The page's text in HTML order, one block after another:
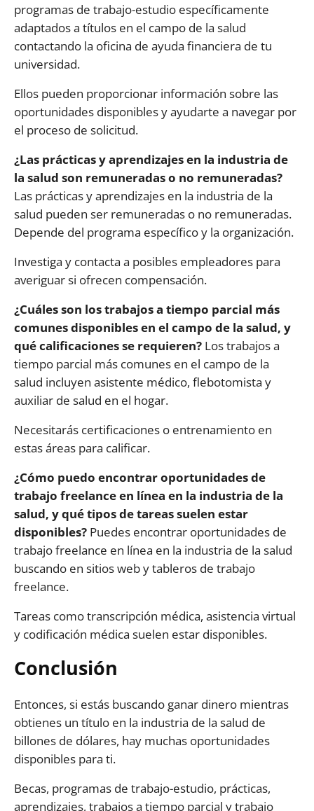
programas de trabajo-estudio específicamente
adaptados a títulos en el campo de la salud
contactando la oficina de ayuda financiera de tu
universidad.
Ellos pueden proporcionar información sobre las
oportunidades disponibles y ayudarte a navegar por
el proceso de solicitud.
¿Las prácticas y aprendizajes en la industria de
la salud son remuneradas o no remuneradas?
Las prácticas y aprendizajes en la industria de la
salud pueden ser remuneradas o no remuneradas.
Depende del programa específico y la organización.
Investiga y contacta a posibles empleadores para
averiguar si ofrecen compensación.
¿Cuáles son los trabajos a tiempo parcial más
comunes disponibles en el campo de la salud, y
qué calificaciones se requieren? Los trabajos a
tiempo parcial más comunes en el campo de la
salud incluyen asistente médico, flebotomista y
auxiliar de salud en el hogar.
Necesitarás certificaciones o entrenamiento en
estas áreas para calificar.
¿Cómo puedo encontrar oportunidades de
trabajo freelance en línea en la industria de la
salud, y qué tipos de tareas suelen estar
disponibles? Puedes encontrar oportunidades de
trabajo freelance en línea en la industria de la salud
buscando en sitios web y tableros de trabajo
freelance.
Tareas como transcripción médica, asistencia virtual
y codificación médica suelen estar disponibles.
Conclusión
Entonces, si estás buscando ganar dinero mientras
obtienes un título en la industria de la salud de
billones de dólares, hay muchas oportunidades
disponibles para ti.
Becas, programas de trabajo-estudio, prácticas,
aprendizajes, trabajos a tiempo parcial y trabajo